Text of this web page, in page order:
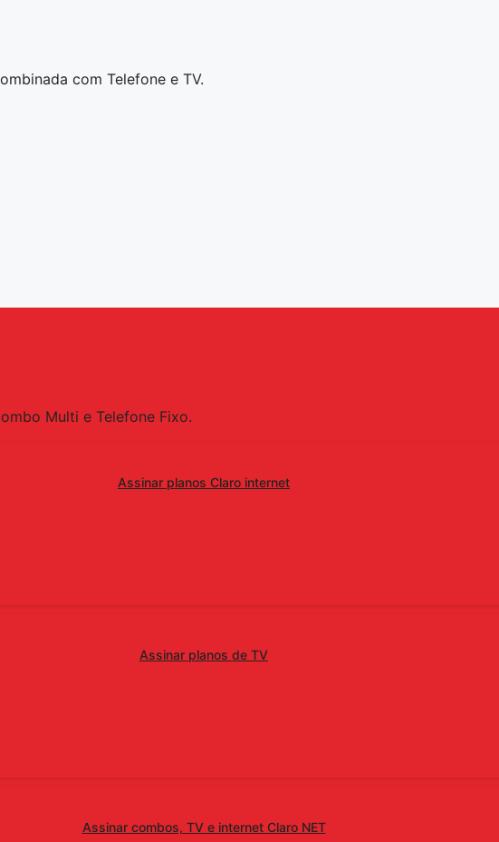
com Telefone e TV.
Multi e Telefone Fixo.
Assinar planos Claro internet
Assinar planos de TV
Assinar combos, TV e internet Claro NET